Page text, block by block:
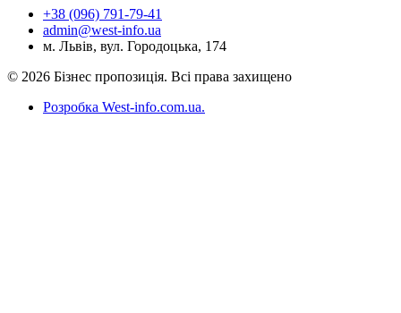
+38 (096) 791-79-41
admin@west-info.ua
м. Львів, вул. Городоцька, 174
© 2026 Бізнес пропозиція. Всі права захищено
Розробка West-info.com.ua.